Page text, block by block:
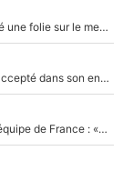
250M€ pour signer une star : Le PSG avait déjà réalisé une folie sur le mercato bien avant Neymar !
Voilà le seul homme politique que Zinedine Zidane a accepté dans son entourage : «Je garde un très bon souvenir de lui»
Franck Ribéry a osé s'attaquer à Zinedine Zidane en équipe de France : «Je n'aurais jamais fait ça»